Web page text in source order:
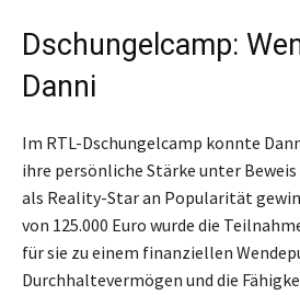
Dschungelcamp:
Danni
Im RTL-Dschungelcamp konnte
ihre persönliche Stärke unter
als Reality-Star an Popularität
von 125.000 Euro wurde die
für sie zu einem finanziellen
Durchhaltevermögen und die